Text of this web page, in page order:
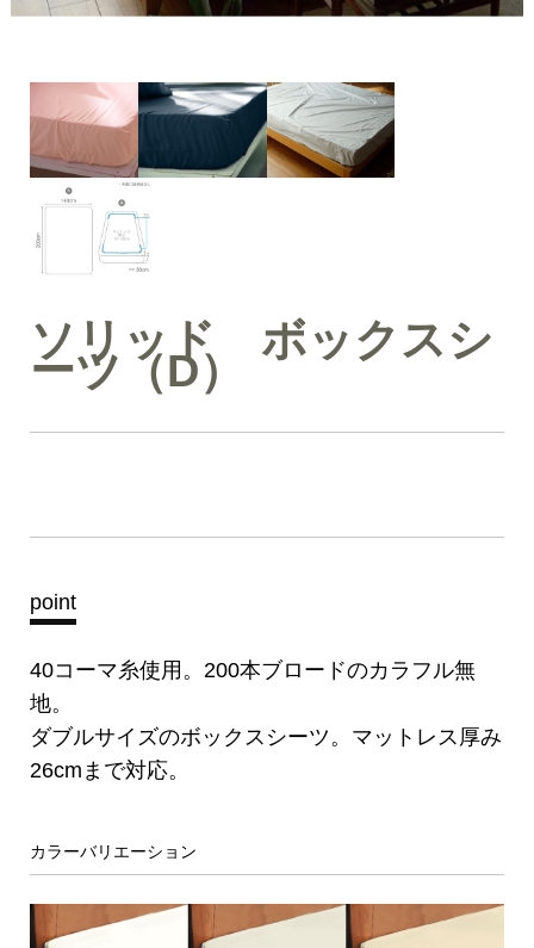
ソリッド ボックスシ
ーツ（D）
point
40コーマ糸使用。200本ブロードのカラフル無
地。
ダブルサイズのボックスシーツ。マットレス厚み
26cmまで対応。
カラーバリエーション